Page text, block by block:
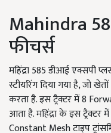
Mahindra
फीचर्स
महिंद्रा 585 डीआई एक्सपी
स्टीयरिंग दिया गया है, जो
करता है. इस ट्रैक्टर में 8
आता है. महिंद्रा के इस
Constant Mesh टाइप